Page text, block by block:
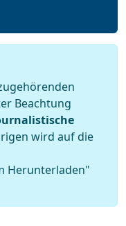
Beachtung
wird auf die
Herunterladen"